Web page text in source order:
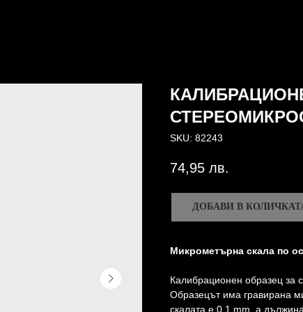
SKU: 82243
74,95 лв.
ДОБАВИ В
Микрометърна скала по
Калибрационен образец за
Образецът има гравирана
скалата е 0,1 mm, а